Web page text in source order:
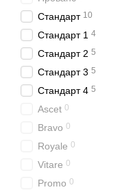
Стандарт 10
Стандарт 1 4
Стандарт 2 5
Стандарт 3 5
Стандарт 4 5
Ascet 0
Bravo 0
Royale 0
Vitare 0
Promo 0